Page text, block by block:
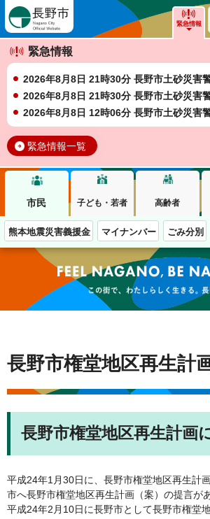
緊急情報
緊急情報
2026年8月8日 21時30分 長野市土砂災害
2026年8月8日 21時30分 長野市土砂災害
2026年8月8日 12時06分 長野市土砂災害
緊急情報一覧
市民 子ども・若者 高齢者
熊本地震災害義援金 マイナンバー ごみ分別
この街で、わたしらしく生きる
長野市権堂地区再生計
長野市権堂地区再生計画
平成24年1月30日に、長野市権堂地区再生計
市へ長野市権堂地区再生計画（案）の提言が
平成24年2月10日に長野市として長野市権堂